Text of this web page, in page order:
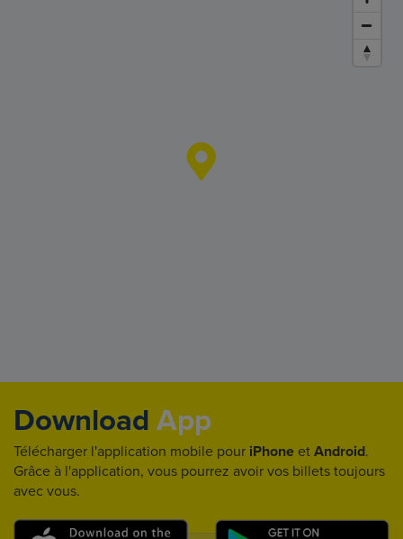
Download App
Télécharger l'application mobile pour iPhone et Android.
Grâce à l'application, vous pourrez avoir vos billets toujours
avec vous.